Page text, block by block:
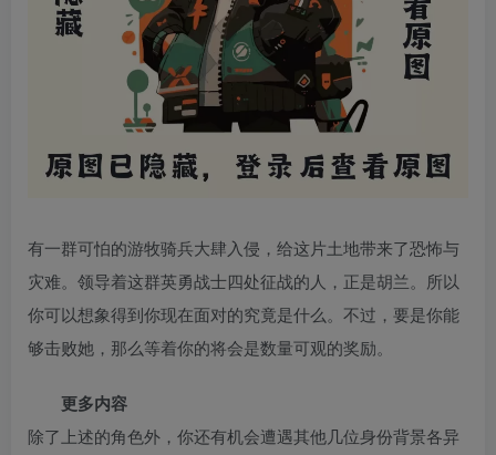
有一群可怕的游牧骑兵大肆入侵，给这片土地带来了恐怖与
灾难。领导着这群英勇战士四处征战的人，正是胡兰。所以
你可以想象得到你现在面对的究竟是什么。不过，要是你能
够击败她，那么等着你的将会是数量可观的奖励。
更多内容
除了上述的角色外，你还有机会遭遇其他几位身份背景各异